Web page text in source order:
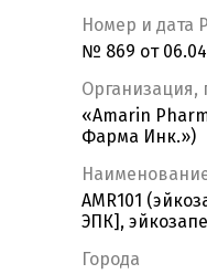
Номер и дата
№ 869 от
Организация,
«Amarin
Фарма Инк.»)
AMR101
ЭПК],
Города